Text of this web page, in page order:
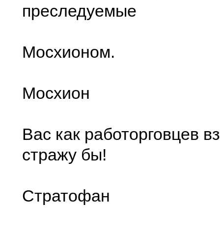
преследуемые
Мосхионом.
Мосхион
Вас как работорговцев
стражу бы!
Стратофан